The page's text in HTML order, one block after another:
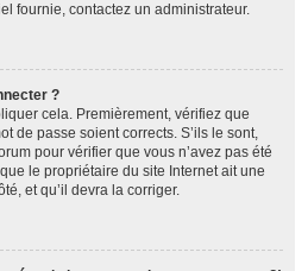
fournie, contactez un administrateur.
?
cela. Premièrement, vérifiez que
de passe soient corrects. S’ils le sont,
pour vérifier que vous n’avez pas été
le propriétaire du site Internet ait une
et qu’il devra la corriger.